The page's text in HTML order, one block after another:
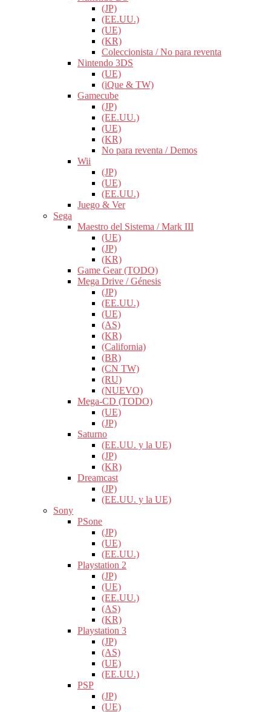
(JP)
(EE.UU.)
(UE)
(KR)
Coleccionista / No para reventa
Nintendo 3DS
(UE)
(iQue & TW)
Gamecube
(JP)
(EE.UU.)
(UE)
(KR)
No para reventa / Demos
Wii
(JP)
(UE)
(EE.UU.)
Juego & Ver
Sega
Maestro del Sistema / Mark III
(UE)
(JP)
(KR)
Game Gear (TODO)
Mega Drive / Génesis
(JP)
(EE.UU.)
(UE)
(AS)
(KR)
(California)
(BR)
(CN TW)
(RU)
(NUEVO)
Mega-CD (TODO)
(UE)
(JP)
Saturno
(EE.UU. y la UE)
(JP)
(KR)
Dreamcast
(JP)
(EE.UU. y la UE)
Sony
PSone
(JP)
(UE)
(EE.UU.)
Playstation 2
(JP)
(UE)
(EE.UU.)
(AS)
(KR)
Playstation 3
(JP)
(AS)
(UE)
(EE.UU.)
PSP
(JP)
(UE)